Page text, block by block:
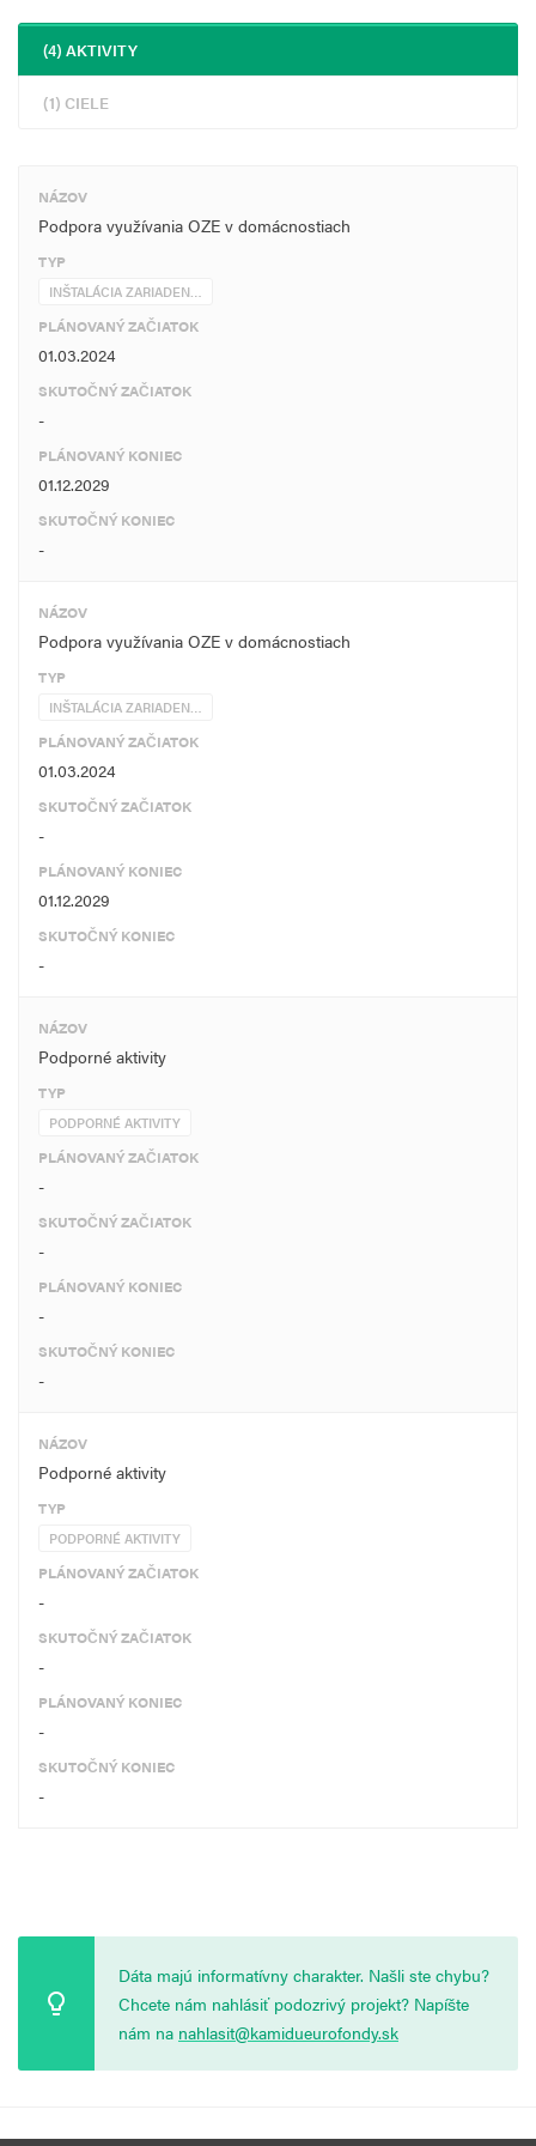
(4) AKTIVITY
(1) CIELE
NÁZOV
Podpora využívania OZE v domácnostiach
TYP
INŠTALÁCIA ZARIADEN…
PLÁNOVANÝ ZAČIATOK
01.03.2024
SKUTOČNÝ ZAČIATOK
-
PLÁNOVANÝ KONIEC
01.12.2029
SKUTOČNÝ KONIEC
-
NÁZOV
Podpora využívania OZE v domácnostiach
TYP
INŠTALÁCIA ZARIADEN…
PLÁNOVANÝ ZAČIATOK
01.03.2024
SKUTOČNÝ ZAČIATOK
-
PLÁNOVANÝ KONIEC
01.12.2029
SKUTOČNÝ KONIEC
-
NÁZOV
Podporné aktivity
TYP
PODPORNÉ AKTIVITY
PLÁNOVANÝ ZAČIATOK
-
SKUTOČNÝ ZAČIATOK
-
PLÁNOVANÝ KONIEC
-
SKUTOČNÝ KONIEC
-
NÁZOV
Podporné aktivity
TYP
PODPORNÉ AKTIVITY
PLÁNOVANÝ ZAČIATOK
-
SKUTOČNÝ ZAČIATOK
-
PLÁNOVANÝ KONIEC
-
SKUTOČNÝ KONIEC
-
Dáta majú informatívny charakter. Našli ste chybu?
Chcete nám nahlásiť podozrivý projekt? Napíšte
nám na nahlasit@kamidueurofondy.sk